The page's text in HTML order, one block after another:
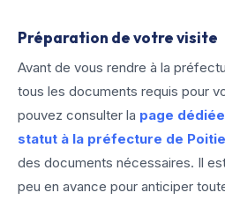
Préparation de votre visite
Avant de vous rendre à la
tous les documents requis pour
pouvez consulter la page
statut à la préfecture de
des documents nécessaires. Il
peu en avance pour anticiper